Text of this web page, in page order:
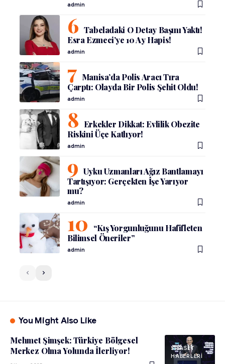
admin
Tabeladaki O Detay Başını Yaktı!
Esra Ezmeci’ye 10 Ay Hapis!
admin
Manisa’da Polis Aracı Tıra
Çarptı: Olayda Bir Polis Şehit Oldu!
admin
Erkekler Dikkat: Evlilik Obezite
Riskini Üçe Katlıyor!
admin
Uyku Uzmanları Ağız Bantlamayı
Tartışıyor: Gerçekten İşe Yarıyor
mu?
admin
“Kış Yorgunluğunu Hafifleten
Bilimsel Öneriler”
admin
You Might Also Like
SIYASET
HABERLERI
Mehmet Şimşek: Türkiye Bölgesel
Merkez Olma Yolunda İlerliyor!